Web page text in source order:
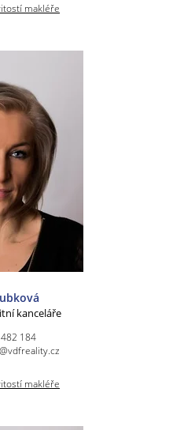
makléře
kanceláře
184
makléře